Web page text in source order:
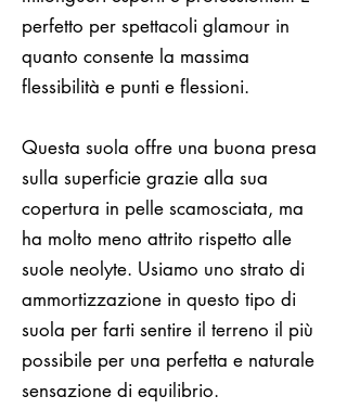
perfetto per spettacoli glamour in
quanto consente la massima
flessibilità e punti e flessioni.
Questa suola offre una buona presa
sulla superficie grazie alla sua
copertura in pelle scamosciata, ma
ha molto meno attrito rispetto alle
suole neolyte. Usiamo uno strato di
ammortizzazione in questo tipo di
suola per farti sentire il terreno il più
possibile per una perfetta e naturale
sensazione di equilibrio.